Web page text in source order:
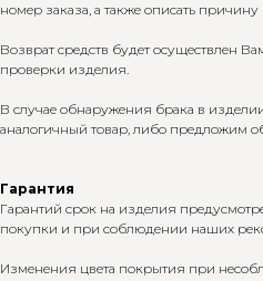
номер заказа, а также описать
Возврат средств будет осуществлен
проверки изделия.
В случае обнаружения брака в
аналогичный товар, либо предложим
Гарантия
Гарантий срок на изделия
покупки и при соблюдении наших
Изменения цвета покрытия при